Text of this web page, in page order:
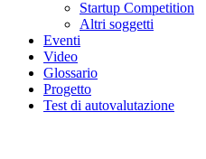
Startup Competition
Altri soggetti
Eventi
Video
Glossario
Progetto
Test di autovalutazione